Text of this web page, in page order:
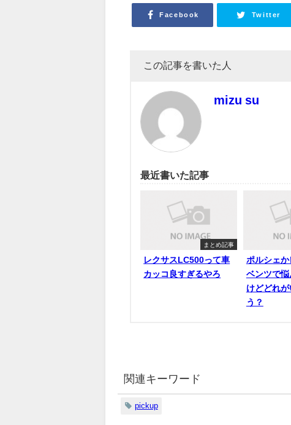
Facebook Twitter
この記事を書いた人
mizu su
最近書いた記事
まとめ記事
レクサスLC500って車
カッコ良すぎるやろ
ポルシェ
ベンツで
けどどれ
う？
関連キーワード
pickup